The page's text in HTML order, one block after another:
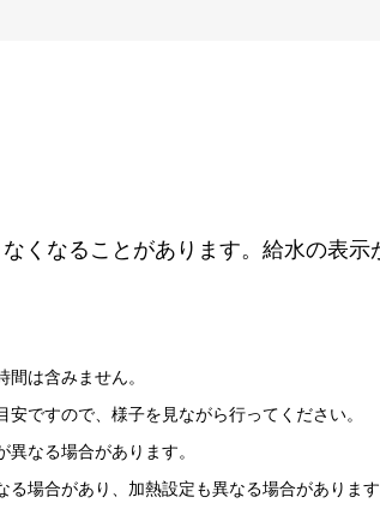
くなることがあります。給水の表
は含みません。
ですので、様子を見ながら行ってください。
なる場合があります。
場合があり、加熱設定も異なる場合があります